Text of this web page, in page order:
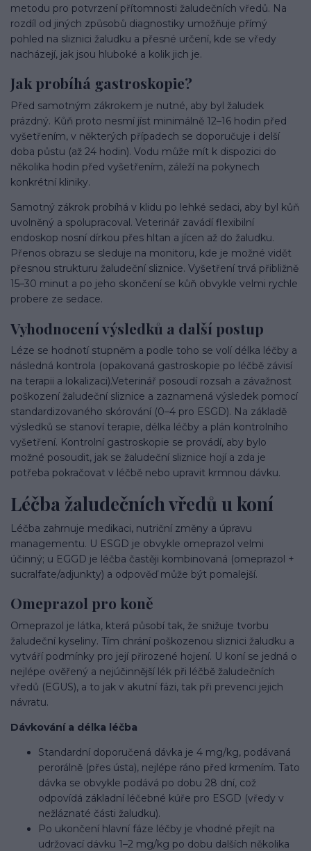
metodu pro potvrzení přítomnosti žaludečních vředů. Na
rozdíl od jiných způsobů diagnostiky umožňuje přímý
pohled na sliznici žaludku a přesné určení, kde se vředy
nacházejí, jak jsou hluboké a kolik jich je.
Jak probíhá gastroskopie?
Před samotným zákrokem je nutné, aby byl žaludek
prázdný. Kůň proto nesmí jíst minimálně 12–16 hodin před
vyšetřením, v některých případech se doporučuje i delší
doba půstu (až 24 hodin). Vodu může mít k dispozici do
několika hodin před vyšetřením, záleží na pokynech
konkrétní kliniky.
Samotný zákrok probíhá v klidu po lehké sedaci, aby byl kůň
uvolněný a spolupracoval. Veterinář zavádí flexibilní
endoskop nosní dírkou přes hltan a jícen až do žaludku.
Přenos obrazu se sleduje na monitoru, kde je možné vidět
přesnou strukturu žaludeční sliznice. Vyšetření trvá přibližně
15–30 minut a po jeho skončení se kůň obvykle velmi rychle
probere ze sedace.
Vyhodnocení výsledků a další postup
Léze se hodnotí stupněm a podle toho se volí délka léčby a
následná kontrola (opakovaná gastroskopie po léčbě závisí
na terapii a lokalizaci).Veterinář posoudí rozsah a závažnost
poškození žaludeční sliznice a zaznamená výsledek pomocí
standardizovaného skórování (0–4 pro ESGD). Na základě
výsledků se stanoví terapie, délka léčby a plán kontrolního
vyšetření. Kontrolní gastroskopie se provádí, aby bylo
možné posoudit, jak se žaludeční sliznice hojí a zda je
potřeba pokračovat v léčbě nebo upravit krmnou dávku.
Léčba žaludečních vředů u koní
Léčba zahrnuje medikaci, nutriční změny a úpravu
managementu. U ESGD je obvykle omeprazol velmi
účinný; u EGGD je léčba častěji kombinovaná (omeprazol +
sucralfate/adjunkty) a odpověď může být pomalejší.
Omeprazol pro koně
Omeprazol je látka, která působí tak, že snižuje tvorbu
žaludeční kyseliny. Tím chrání poškozenou sliznici žaludku a
vytváří podmínky pro její přirozené hojení. U koní se jedná o
nejlépe ověřený a nejúčinnější lék při léčbě žaludečních
vředů (EGUS), a to jak v akutní fázi, tak při prevenci jejich
návratu.
Dávkování a délka léčba
Standardní doporučená dávka je 4 mg/kg, podávaná
perorálně (přes ústa), nejlépe ráno před krmením. Tato
dávka se obvykle podává po dobu 28 dní, což
odpovídá základní léčebné kúře pro ESGD (vředy v
nežláznaté části žaludku).
Po ukončení hlavní fáze léčby je vhodné přejít na
udržovací dávku 1–2 mg/kg po dobu dalších několika